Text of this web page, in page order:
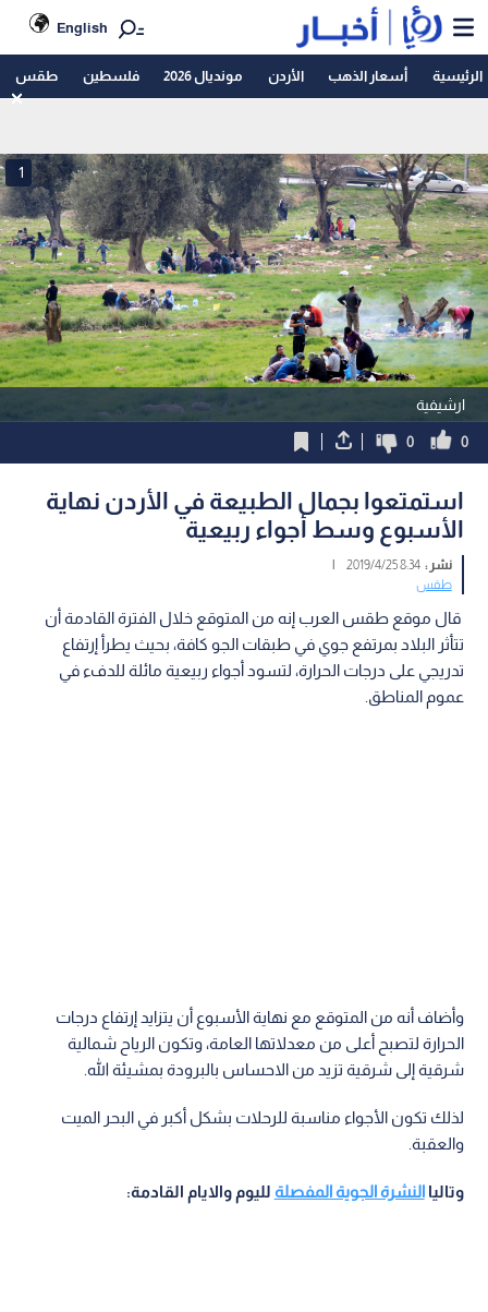
English
الرئيسية أسعار الذهب الأردن مونديال 2026 فلسطين طقس
ارشيفية
1
0
0
استمتعوا بجمال الطبيعة في الأردن نهاية
الأسبوع وسط أجواء ربيعية
نشر :8:34 2019/4/25
|
طقس
قال موقع طقس العرب إنه من المتوقع خلال الفترة القادمة أن
تتأثر البلاد بمرتفع جوي في طبقات الجو كافة، بحيث يطرأ إرتفاع
تدريجي على درجات الحرارة، لتسود أجواء ربيعية مائلة للدفء في
عموم المناطق.
وأضاف أنه من المتوقع مع نهاية الأسبوع أن يتزايد إرتفاع درجات
الحرارة لتصبح أعلى من معدلاتها العامة، وتكون الرياح شمالية
شرقية إلى شرقية تزيد من الاحساس بالبرودة بمشيئة الله.
لذلك تكون الأجواء مناسبة للرحلات بشكل أكبر في البحر الميت
والعقبة.
وتالياالنشرة الجوية المفصلة لليوم والايام القادمة: